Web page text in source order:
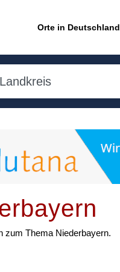
Orte in Deutschland
zum Thema Niederbayern.